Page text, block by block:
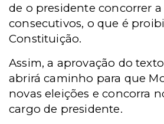
de o presidente concorrer
consecutivos, o que é
Constituição.
Assim, a aprovação do
abrirá caminho para que
novas eleições e concorra
cargo de presidente.